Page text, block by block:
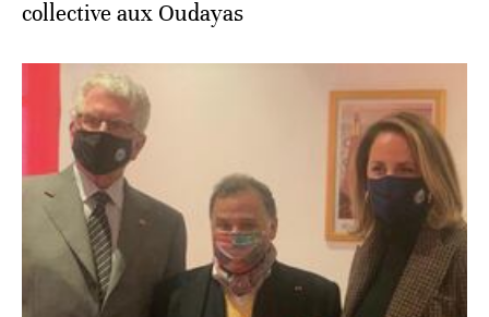
collective aux Oudayas